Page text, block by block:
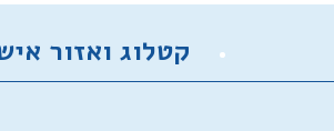
קטלוג ואזור